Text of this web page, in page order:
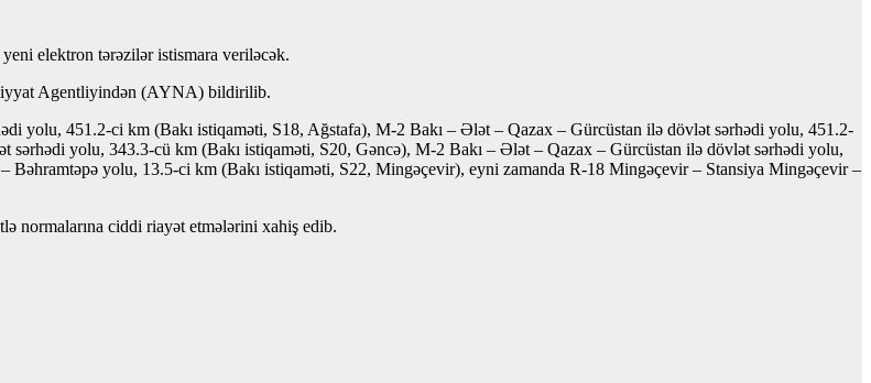
elektron tərəzilər istismara veriləcək.
Agentliyindən (AYNA) bildirilib.
yolu, 451.2-ci km (Bakı istiqaməti, S18, Ağstafa), M-2 Bakı – Ələt – Qazax – Gürcüstan ilə dövlət sərhədi yolu, 451.2-
yolu, 343.3-cü km (Bakı istiqaməti, S20, Gəncə), M-2 Bakı – Ələt – Qazax – Gürcüstan ilə dövlət sərhədi yolu,
yolu, 13.5-ci km (Bakı istiqaməti, S22, Mingəçevir), eyni zamanda R-18 Mingəçevir – Stansiya Mingəçevir –
normalarına ciddi riayət etmələrini xahiş edib.